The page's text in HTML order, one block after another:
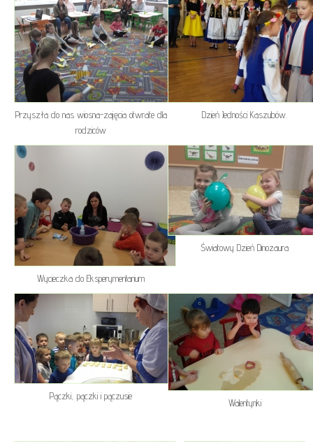
Przyszła do nas wiosna-zajęcia otwrate dla
rodziców
Dzień Jedności Kaszubów.
Wycieczka do Eksperymentarium
Światowy Dzień Dinozaura
Pączki, pączki i pączusie
Walentynki